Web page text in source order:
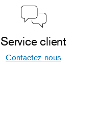
Service client
Contactez-nous